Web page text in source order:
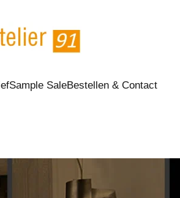
Sample SaleBestellen & Contact